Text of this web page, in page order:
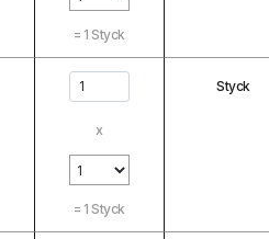
= 1 Styck
x
= 1 Styck
Styck